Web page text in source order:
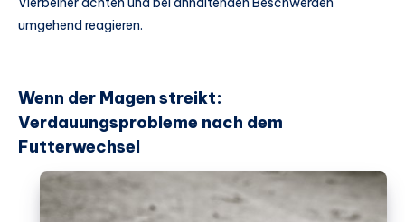
umgehend reagieren.
Wenn der Magen streikt:
Verdauungsprobleme nach dem
Futterwechsel